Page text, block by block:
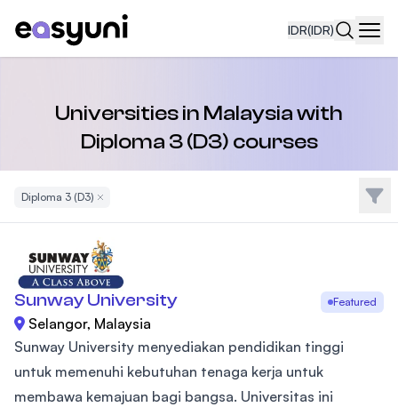
IDR(IDR)
Universities in Malaysia with
Diploma 3 (D3) courses
Diploma 3 (D3) Remove Filter Filter
Sunway University Featured
Selangor, Malaysia
Sunway University menyediakan pendidikan tinggi
untuk memenuhi kebutuhan tenaga kerja untuk
membawa kemajuan bagi bangsa. Universitas ini